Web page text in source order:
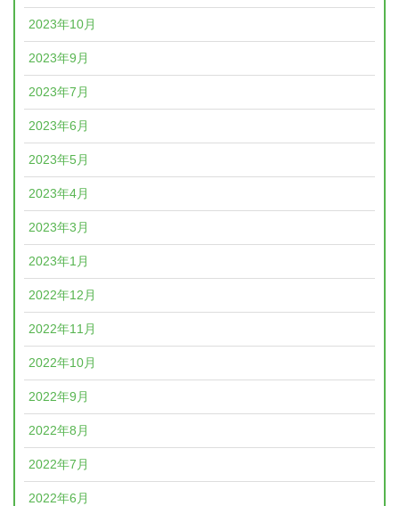
2023年10月
2023年9月
2023年7月
2023年6月
2023年5月
2023年4月
2023年3月
2023年1月
2022年12月
2022年11月
2022年10月
2022年9月
2022年8月
2022年7月
2022年6月